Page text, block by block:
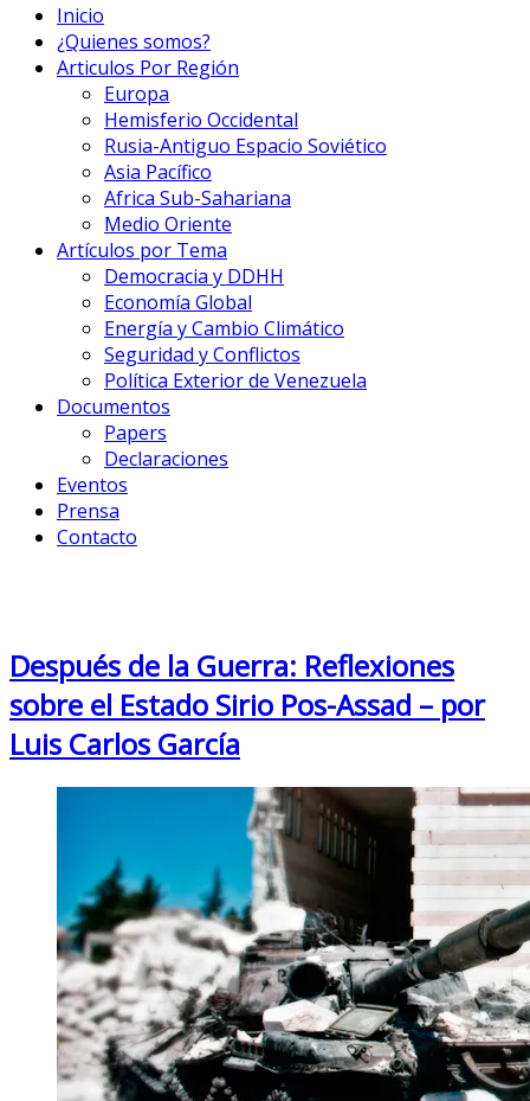
Inicio
¿Quienes somos?
Articulos Por Región
Europa
Hemisferio Occidental
Rusia-Antiguo Espacio Soviético
Asia Pacífico
Africa Sub-Sahariana
Medio Oriente
Artículos por Tema
Democracia y DDHH
Economía Global
Energía y Cambio Climático
Seguridad y Conflictos
Política Exterior de Venezuela
Documentos
Papers
Declaraciones
Eventos
Prensa
Contacto
Después de la Guerra: Reflexiones
sobre el Estado Sirio Pos-Assad – por
Luis Carlos García